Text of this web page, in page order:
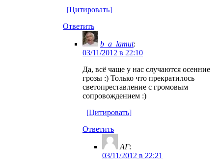
[Цитировать]
Ответить
b_a_lamut:
03/11/2012 в 22:10
Да, всё чаще у нас случаются осенние
грозы :) Только что прекратилось
светопреставление с громовым
сопровождением :)
[Цитировать]
Ответить
АГ:
03/11/2012 в 22:21